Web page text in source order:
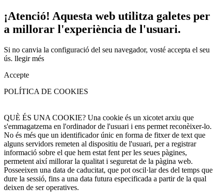
¡Atenció! Aquesta web utilitza galetes per
a millorar l'experiència de l'usuari.
Si no canvia la configuració del seu navegador, vosté accepta el seu
ús. llegir més
Accepte
POLÍTICA DE COOKIES
QUÈ ÉS UNA COOKIE? Una cookie és un xicotet arxiu que
s'emmagatzema en l'ordinador de l'usuari i ens permet reconèixer-lo.
No és més que un identificador únic en forma de fitxer de text que
alguns servidors remeten al dispositiu de l'usuari, per a registrar
informació sobre el que hem estat fent per les seues pàgines,
permetent així millorar la qualitat i seguretat de la pàgina web.
Posseeixen una data de caducitat, que pot oscil·lar des del temps que
dure la sessió, fins a una data futura especificada a partir de la qual
deixen de ser operatives.